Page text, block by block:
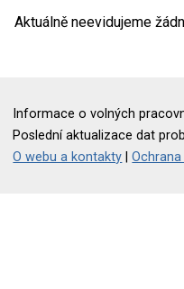
Aktuálně neevidujeme
Informace o volných
Poslední aktualizace dat
O webu a kontakty |